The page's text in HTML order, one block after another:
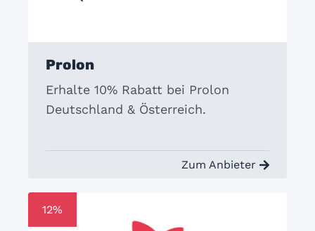
Prolon
Erhalte 10% Rabatt bei Prolon
Deutschland & Österreich.
Zum Anbieter
12%